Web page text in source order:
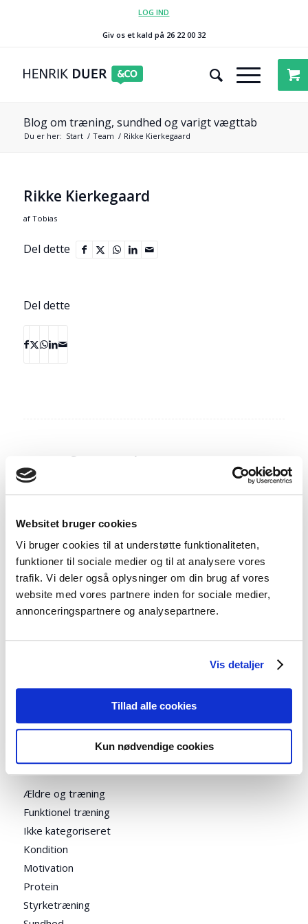
Websitet bruger cookies
Vi bruger cookies til at understøtte funktionaliteten,
funktioner til sociale medier og til at analysere vores
trafik. Vi deler også oplysninger om din brug af vores
website med vores partnere inden for sociale medier,
annonceringspartnere og analysepartnere.
Vis detaljer
Tillad alle cookies
Kun nødvendige cookies
LOG IND
Giv os et kald på 26 22 00 32
Blog om træning, sundhed og varigt vægttab
Du er her: Start / Team / Rikke Kierkegaard
Rikke Kierkegaard
af Tobias
Del dette
Del dette
Seneste kommentarer
skal tabe dig
MettetilDebat TV3s “ekstremt fed – et år til at redde
livet”
Josefine SkalstilPulsuret – et vigtigt værktøj til alle
som vil tabe sig
Kategorier
Ældre og træning
Funktionel træning
Ikke kategoriseret
Kondition
Motivation
Protein
Styrketræning